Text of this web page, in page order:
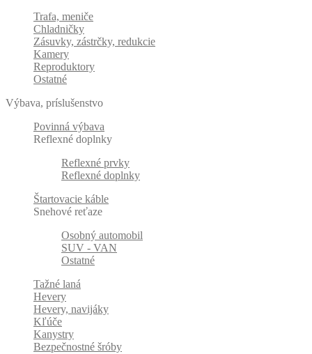
Trafa, meniče
Chladničky
Zásuvky, zástrčky, redukcie
Kamery
Reproduktory
Ostatné
Výbava, príslušenstvo
Povinná výbava
Reflexné doplnky
Reflexné prvky
Reflexné doplnky
Štartovacie káble
Snehové reťaze
Osobný automobil
SUV - VAN
Ostatné
Tažné laná
Hevery
Hevery, navijáky
Kľúče
Kanystry
Bezpečnostné šróby